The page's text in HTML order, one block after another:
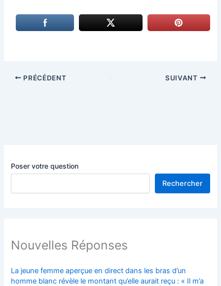
Poser votre question
Rechercher
Nouvelles Réponses
La jeune femme aperçue en direct dans les bras d’un
homme blanc révèle le montant qu’elle aurait reçu : « Il m’a
PRÉCÉDENT SUIVANT